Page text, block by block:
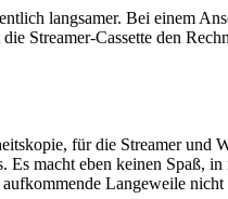
langsamer. Bei einem
Streamer-Cassette den
für die Streamer und
macht eben keinen Spaß,
Langeweile nicht